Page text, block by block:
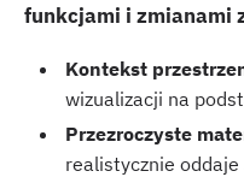
funkcjami i zmianami
Kontekst
wizualizacji na
Przezroczyste
realistycznie oddaje